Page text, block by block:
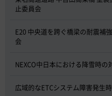
止委員会
E20 中央道を跨ぐ橋梁の耐震補
会
NEXCO中日本における降雪時の
広域的なETCシステム障害発生